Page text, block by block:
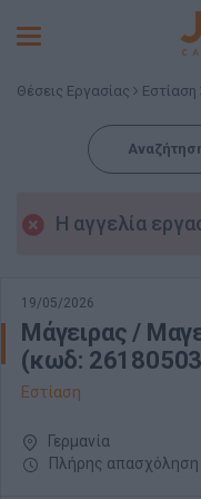
Toggle
Θέσεις Εργασίας Εστίαση
Η αγγελία
19/05/2026
Μάγειρας /
(κωδ:
Εστίαση
Γερμανία
Πλήρης απασχόληση